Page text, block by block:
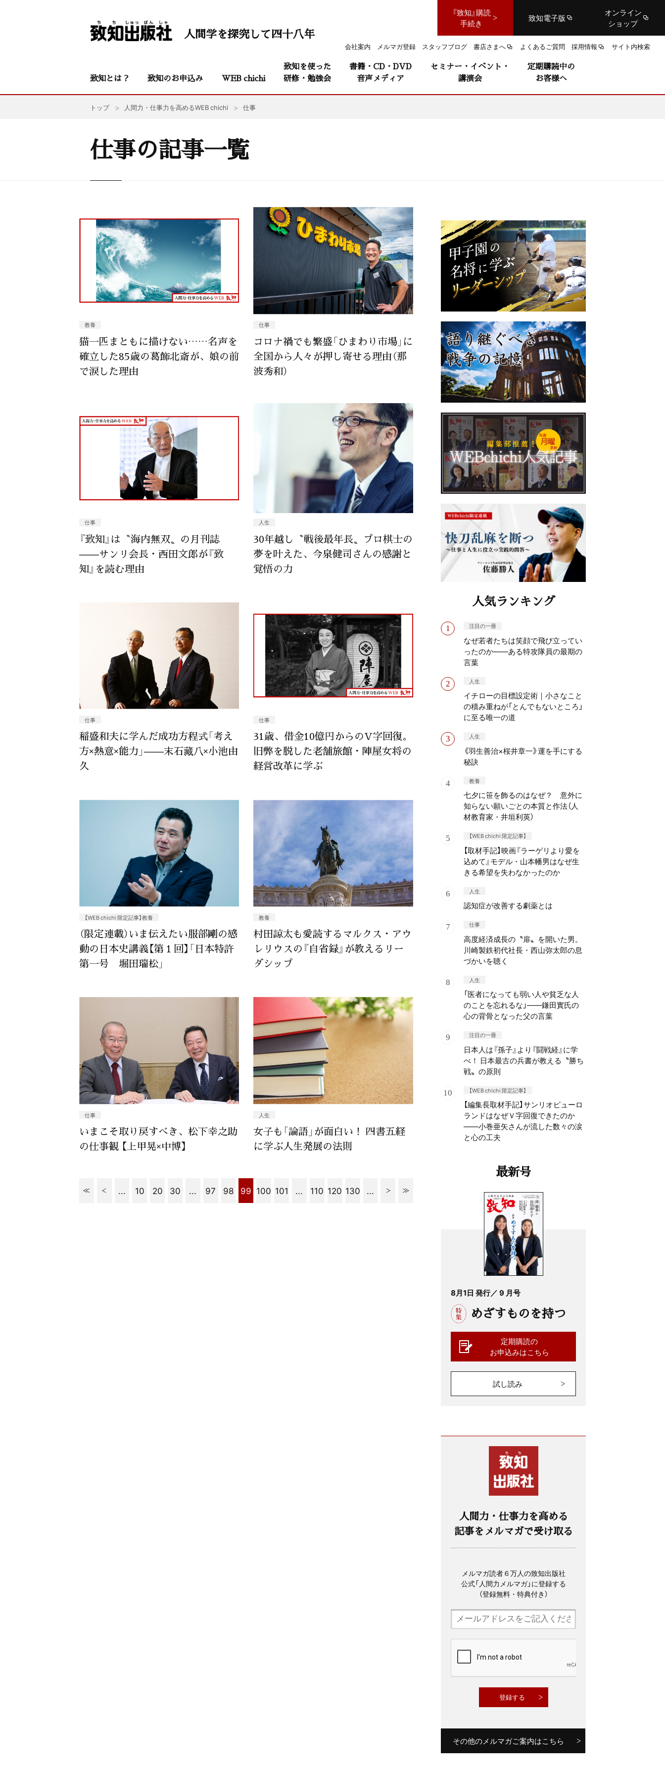
『致知』購読
手続き
致知電子版
オンライン
ショップ
会社案内 メルマガ登録 スタッフブログ 書店さまへ よくあるご質問 採用情報 サイト内検索
人間学を探究して四十八年
致知とは？ 致知のお申込み WEB chichi
致知を使った
研修・勉強会
書籍・CD・DVD
音声メディア
セミナー・イベント・
講演会
定期購読中の
お客様へ
トップ 人間力・仕事力を高めるWEB chichi 仕事
仕事の記事一覧
教養
猫一匹まともに描けない……名声を
確立した85歳の葛飾北斎が、娘の前
で涙した理由
仕事
コロナ禍でも繁盛「ひまわり市場」に
全国から人々が押し寄せる理由（那
波秀和）
仕事
『致知』は〝海内無双〟の月刊誌
——サンリ会長・西田文郎が『致
知』を読む理由
人生
30年越し〝戦後最年長〟プロ棋士の
夢を叶えた、今泉健司さんの感謝と
覚悟の力
仕事
稲盛和夫に学んだ成功方程式「考え
方×熱意×能力」——末石藏八×小池由
久
仕事
31歳、借金10億円からのV字回復。
旧弊を脱した老舗旅館・陣屋女将の
経営改革に学ぶ
【WEB chichi 限定記事】教養
（限定連載）いま伝えたい服部剛の感
動の日本史講義【第１回】「日本特許
第一号 堀田瑞松」
教養
村田諒太も愛読するマルクス・アウ
レリウスの『自省録』が教えるリー
ダシップ
仕事
いまこそ取り戻すべき、松下幸之助
の仕事観 【上甲晃×中博】
人生
女子も「論語」が面白い！ 四書五経
に学ぶ人生発展の法則
... 10 20 30 ... 97 98 99 100 101 ... 110 120 130 ...
人気ランキング
注目の一冊
なぜ若者たちは笑顔で飛び立ってい
ったのか——ある特攻隊員の最期の
言葉
人生
イチローの目標設定術｜小さなこと
の積み重ねが「とんでもないところ」
に至る唯一の道
人生
《羽生善治×桜井章一》運を手にする
秘訣
教養
七夕に笹を飾るのはなぜ？ 意外に
知らない願いごとの本質と作法（人
材教育家・井垣利英）
【WEB chichi 限定記事】
【取材手記】映画『ラーゲリより愛を
込めて』モデル・山本幡男はなぜ生
きる希望を失わなかったのか
人生
認知症が改善する劇薬とは
仕事
高度経済成長の〝扉〟を開いた男。
川崎製鉄初代社長・西山弥太郎の息
づかいを聴く
人生
「医者になっても弱い人や貧乏な人
のことを忘れるな」——鎌田實氏の
心の背骨となった父の言葉
注目の一冊
日本人は『孫子』より『闘戦経』に学
べ！ 日本最古の兵書が教える〝勝ち
戦〟の原則
【WEB chichi 限定記事】
【編集長取材手記】サンリオピューロ
ランドはなぜＶ字回復できたのか
——小巻亜矢さんが流した数々の涙
と心の工夫
最新号
8月1日 発行／ 9 月号
めざすものを持つ
定期購読の
お申込みはこちら
試し読み
人間力・仕事力を高める
記事をメルマガで受け取る
メルマガ読者６万人の致知出版社
公式「人間力メルマガ」に登録する
（登録無料・特典付き）
その他のメルマガご案内はこちら